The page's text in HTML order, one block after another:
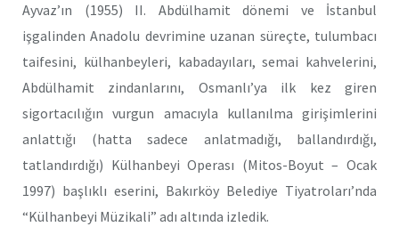
Ayvaz’ın (1955) II. Abdülhamit dönemi ve İstanbul
işgalinden Anadolu devrimine uzanan süreçte, tulumbacı
taifesini, külhanbeyleri, kabadayıları, semai kahvelerini,
Abdülhamit zindanlarını, Osmanlı’ya ilk kez giren
sigortacılığın vurgun amacıyla kullanılma girişimlerini
anlattığı (hatta sadece anlatmadığı, ballandırdığı,
tatlandırdığı) Külhanbeyi Operası (Mitos-Boyut – Ocak
1997) başlıklı eserini, Bakırköy Belediye Tiyatroları’nda
“Külhanbeyi Müzikali” adı altında izledik.